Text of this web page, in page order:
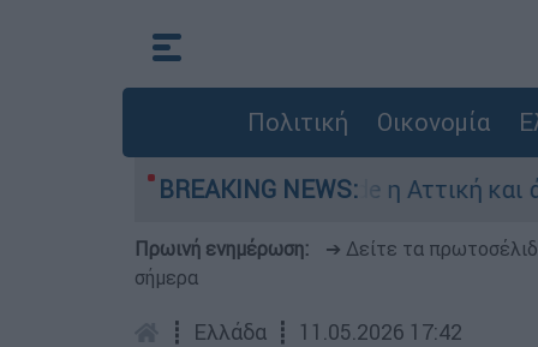
Πολιτική Οικονομία
BREAKING NEWS:
Red Code η Αττική και άλλες 5
Πρωινή ενημέρωση: ➔ Δείτε τα
σήμερα
┋ Ελλάδα ┋ 11.05.2026 17:42